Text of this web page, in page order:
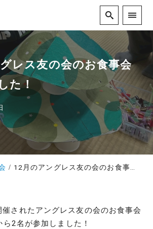
レス友の会のお食事会
た！
12月のアングレス友の会のお食事会に参加しました！
されたアングレス友の会のお食事会
ら2名が参加しました！